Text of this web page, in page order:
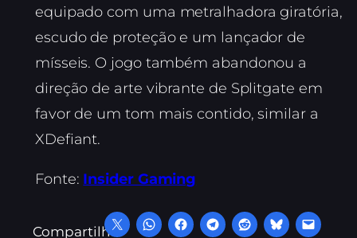
equipado com uma metralhadora giratória,
escudo de proteção e um lançador de
mísseis. O jogo também abandonou a
direção de arte vibrante de Splitgate em
favor de um tom mais contido, similar a
XDefiant.
Fonte: Insider Gaming
Compartilhe: